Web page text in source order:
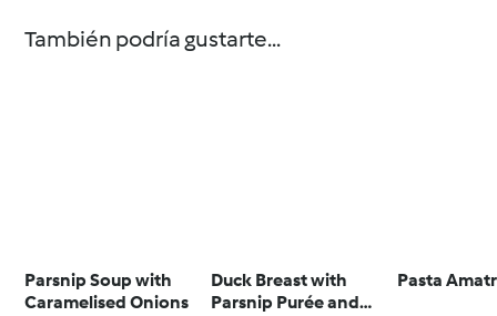
También podría gustarte...
Parsnip Soup with
Caramelised Onions
Duck Breast with
Parsnip Purée and
Pasta